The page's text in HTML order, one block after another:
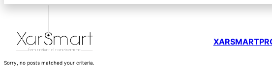
XARSMART
Sorry, no posts matched your criteria.